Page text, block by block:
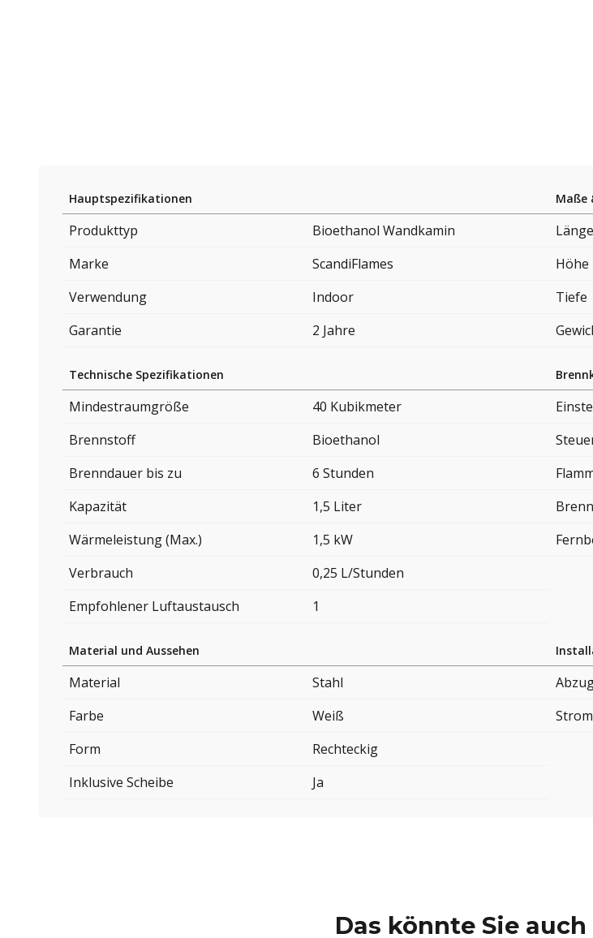
Hauptspezifikationen
Produkttyp
Bioethanol Wandkamin
Marke
ScandiFlames
Verwendung
Indoor
Garantie
2 Jahre
Maße
Höhe
Tiefe
Technische Spezifikationen
Mindestraumgröße
40 Kubikmeter
Brennstoff
Bioethanol
Brenndauer bis zu
6 Stunden
Kapazität
1,5 Liter
Wärmeleistung (Max.)
1,5 kW
Verbrauch
0,25 L/Stunden
Empfohlener Luftaustausch
1
Material und Aussehen
Material
Stahl
Farbe
Weiß
Form
Rechteckig
Inklusive Scheibe
Ja
Das könnte Sie